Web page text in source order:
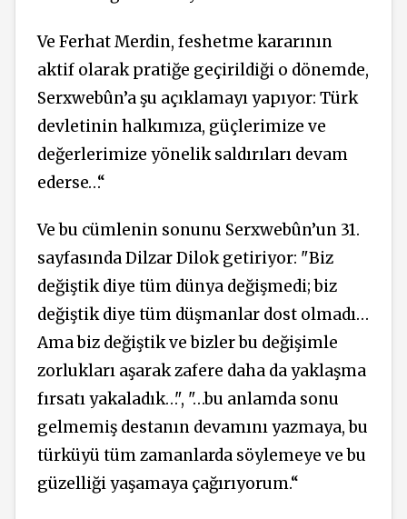
Ve Ferhat Merdin, feshetme kararının
aktif olarak pratiğe geçirildiği o dönemde,
Serxwebûn’a şu açıklamayı yapıyor: Türk
devletinin halkımıza, güçlerimize ve
değerlerimize yönelik saldırıları devam
ederse…“
Ve bu cümlenin sonunu Serxwebûn’un 31.
sayfasında Dilzar Dilok getiriyor: "Biz
değiştik diye tüm dünya değişmedi; biz
değiştik diye tüm düşmanlar dost olmadı…
Ama biz değiştik ve bizler bu değişimle
zorlukları aşarak zafere daha da yaklaşma
fırsatı yakaladık…", "…bu anlamda sonu
gelmemiş destanın devamını yazmaya, bu
türküyü tüm zamanlarda söylemeye ve bu
güzelliği yaşamaya çağırıyorum.“